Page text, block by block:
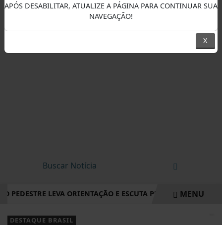
PEDESTRE LEVA ORIENTAÇÃO E ESCUTA PÚBLICA A VILA
EM ALTA
MENU
X
DESTAQUE BRASIL
APÓS DESABILITAR, ATUALIZE A PÁGINA PARA CONTINUAR SUA
NAVEGAÇÃO!